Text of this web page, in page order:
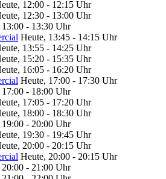
12:00 - 12:15 Uhr
12:30 - 13:00 Uhr
13:00 - 13:30 Uhr
Heute, 13:45 - 14:15 Uhr
13:55 - 14:25 Uhr
15:20 - 15:35 Uhr
16:05 - 16:20 Uhr
Heute, 17:00 - 17:30 Uhr
17:00 - 18:00 Uhr
17:05 - 17:20 Uhr
18:00 - 18:30 Uhr
19:00 - 20:00 Uhr
19:30 - 19:45 Uhr
20:00 - 20:15 Uhr
Heute, 20:00 - 20:15 Uhr
20:00 - 21:00 Uhr